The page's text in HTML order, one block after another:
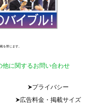
を禁じます。
に関するお問い合わせ
プライバシー
広告料金・掲載サイズ